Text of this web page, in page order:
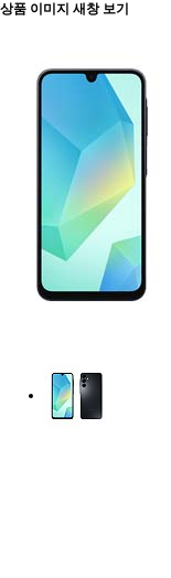
상품 이미지 새창 보기